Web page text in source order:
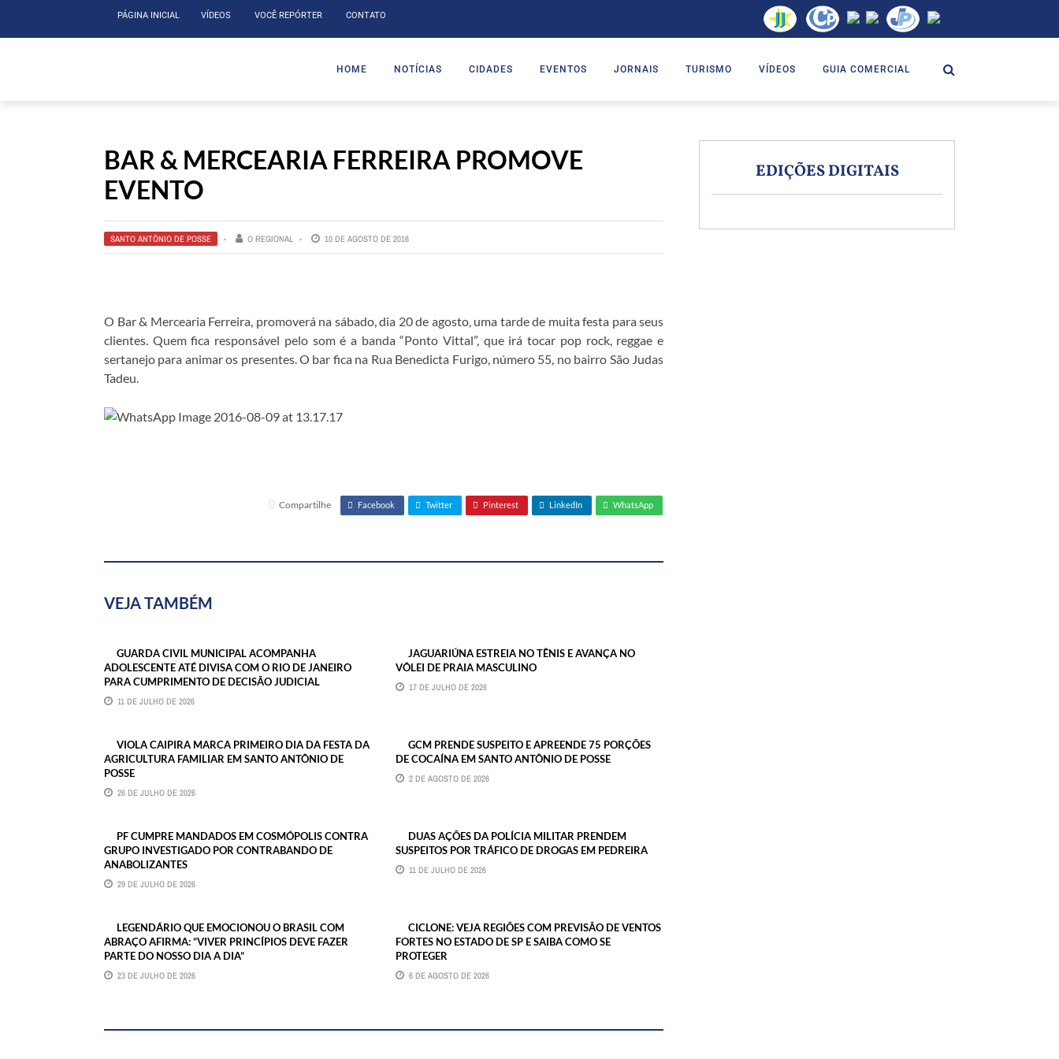
HOME
TRABALHE CONOSCO
PÁGINA INICIAL VÍDEOS VOCÊ REPÓRTER CONTATO
HOME NOTÍCIAS CIDADES EVENTOS JORNAIS TURISMO VÍDEOS GUIA COMERCIAL
BAR & MERCEARIA FERREIRA PROMOVE
EVENTO
SANTO ANTÔNIO DE POSSE O REGIONAL 10 DE AGOSTO DE 2016
O Bar & Mercearia Ferreira, promoverá na sábado, dia 20 de agosto, uma tarde de muita festa para seus
clientes. Quem fica responsável pelo som é a banda “Ponto Vittal”, que irá tocar pop rock, reggae e
sertanejo para animar os presentes. O bar fica na Rua Benedicta Furigo, número 55, no bairro São Judas
Tadeu.
Compartilhe Facebook Twitter Pinterest LinkedIn WhatsApp
VEJA TAMBÉM
GUARDA CIVIL MUNICIPAL ACOMPANHA
ADOLESCENTE ATÉ DIVISA COM O RIO DE JANEIRO
PARA CUMPRIMENTO DE DECISÃO JUDICIAL
11 DE JULHO DE 2026
JAGUARIÚNA ESTREIA NO TÊNIS E AVANÇA NO
VÔLEI DE PRAIA MASCULINO
17 DE JULHO DE 2026
VIOLA CAIPIRA MARCA PRIMEIRO DIA DA FESTA DA
AGRICULTURA FAMILIAR EM SANTO ANTÔNIO DE
POSSE
26 DE JULHO DE 2026
GCM PRENDE SUSPEITO E APREENDE 75 PORÇÕES
DE COCAÍNA EM SANTO ANTÔNIO DE POSSE
2 DE AGOSTO DE 2026
PF CUMPRE MANDADOS EM COSMÓPOLIS CONTRA
GRUPO INVESTIGADO POR CONTRABANDO DE
ANABOLIZANTES
29 DE JULHO DE 2026
DUAS AÇÕES DA POLÍCIA MILITAR PRENDEM
SUSPEITOS POR TRÁFICO DE DROGAS EM PEDREIRA
11 DE JULHO DE 2026
LEGENDÁRIO QUE EMOCIONOU O BRASIL COM
ABRAÇO AFIRMA: “VIVER PRINCÍPIOS DEVE FAZER
PARTE DO NOSSO DIA A DIA”
23 DE JULHO DE 2026
CICLONE: VEJA REGIÕES COM PREVISÃO DE VENTOS
FORTES NO ESTADO DE SP E SAIBA COMO SE
PROTEGER
6 DE AGOSTO DE 2026
EDIÇÕES DIGITAIS